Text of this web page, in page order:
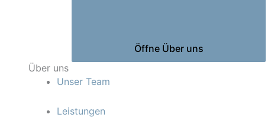
Öffne Über uns
Über uns
Unser Team
Leistungen